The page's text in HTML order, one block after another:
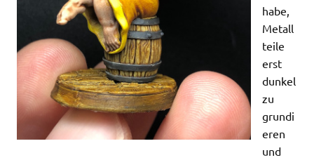
habe,
Metall
teile
erst
dunkel
zu
grundi
eren
und